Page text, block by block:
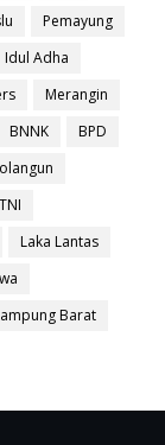
Pemayung
Idul Adha
Merangin
BNNK
BPD
TNI
Laka Lantas
Barat